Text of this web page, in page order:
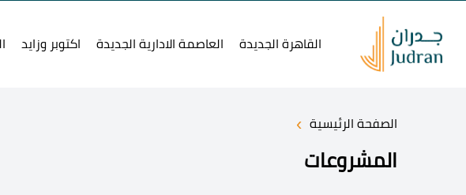
القاهرة الجديدة العاصمة الادارية الجديدة اكتوبر وزايد
الصفحة الرئيسية ›
المشروعات